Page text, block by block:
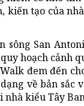
kiến tạo của
sông San
hoạch cảnh
đem đến
về bản sắc
kiểu Tây